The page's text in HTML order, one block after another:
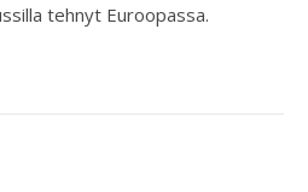
tehnyt Euroopassa.